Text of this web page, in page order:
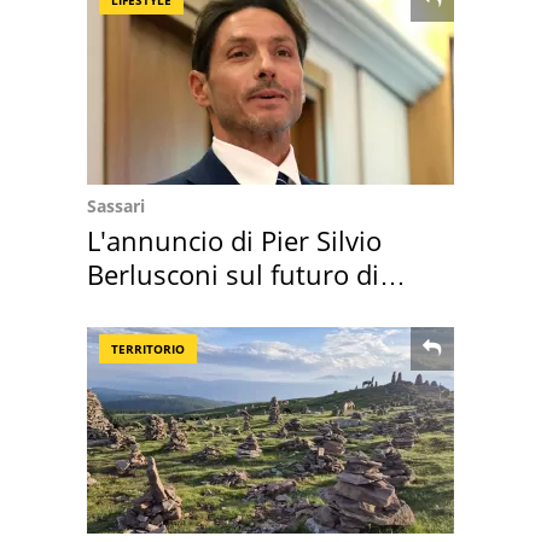
Sassari
L'annuncio di Pier Silvio
Berlusconi sul futuro di
TERRITORIO